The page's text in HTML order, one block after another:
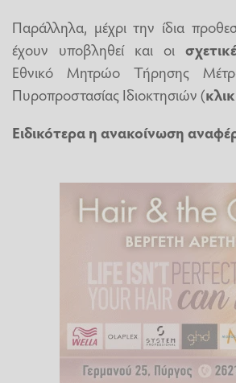
Παράλληλα, μέχρι την ίδια
έχουν υποβληθεί και οι
Εθνικό Μητρώο Τήρησης
Πυροπροστασίας Ιδιοκτησιών (
Ειδικότερα η ανακοίνωση